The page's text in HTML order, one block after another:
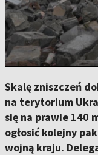
Skalę zniszczeń
na terytorium
się na prawie 140
ogłosić kolejny
wojną kraju.